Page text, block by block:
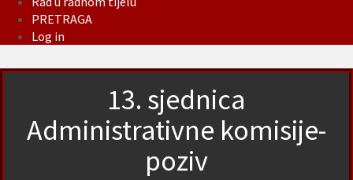
PRETRAGA
Log in
13. sjednica
Administrativne komisije-
poziv